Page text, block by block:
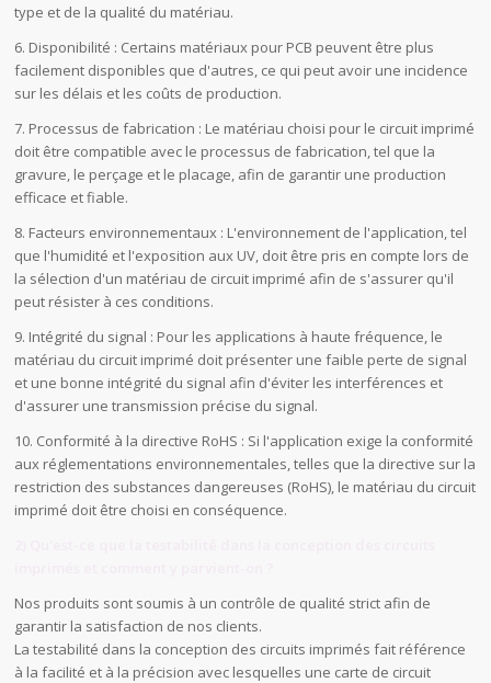
type et de la qualité du matériau.
6. Disponibilité : Certains matériaux pour PCB peuvent être plus
facilement disponibles que d'autres, ce qui peut avoir une incidence
sur les délais et les coûts de production.
7. Processus de fabrication : Le matériau choisi pour le circuit imprimé
doit être compatible avec le processus de fabrication, tel que la
gravure, le perçage et le placage, afin de garantir une production
efficace et fiable.
8. Facteurs environnementaux : L'environnement de l'application, tel
que l'humidité et l'exposition aux UV, doit être pris en compte lors de
la sélection d'un matériau de circuit imprimé afin de s'assurer qu'il
peut résister à ces conditions.
9. Intégrité du signal : Pour les applications à haute fréquence, le
matériau du circuit imprimé doit présenter une faible perte de signal
et une bonne intégrité du signal afin d'éviter les interférences et
d'assurer une transmission précise du signal.
10. Conformité à la directive RoHS : Si l'application exige la conformité
aux réglementations environnementales, telles que la directive sur la
restriction des substances dangereuses (RoHS), le matériau du circuit
imprimé doit être choisi en conséquence.
Nos produits sont soumis à un contrôle de qualité strict afin de
garantir la satisfaction de nos clients.
La testabilité dans la conception des circuits imprimés fait référence
à la facilité et à la précision avec lesquelles une carte de circuit